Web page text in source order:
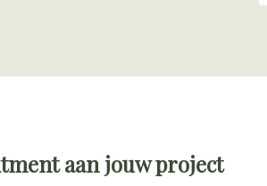
aan jouw project